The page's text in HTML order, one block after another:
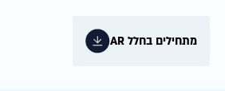
מתחילים בחלל AR